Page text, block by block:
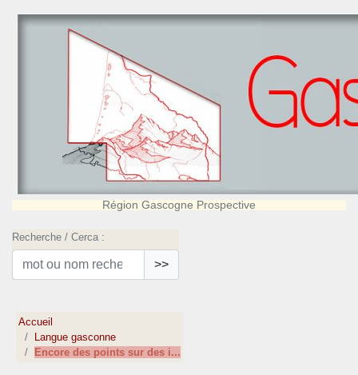
Région Gascogne Prospective
Recherche / Cerca :
>>
Accueil
Langue gasconne
Encore des points sur des i...